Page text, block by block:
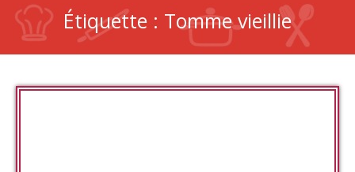
Étiquette : Tomme vieillie